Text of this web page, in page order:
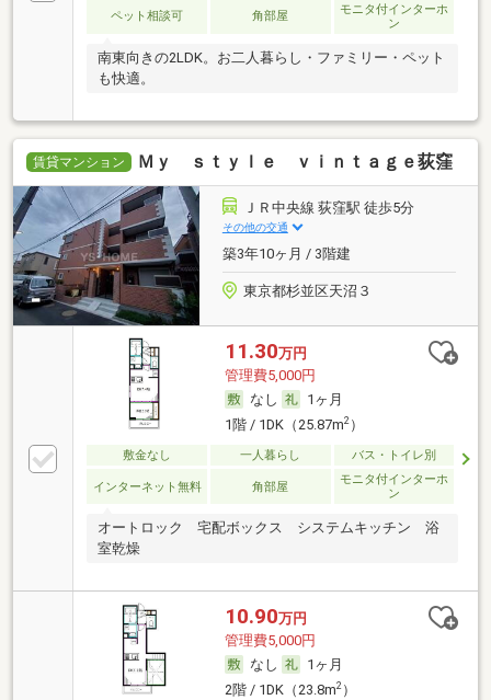
ペット相談可 角部屋
モニタ付インターホ
ン
南東向きの2LDK。お二人暮らし・ファミリー・ペット
も快適。
賃貸マンション Ｍｙ ｓｔｙｌｅ ｖｉｎｔａｇｅ荻窪
ＪＲ中央線 荻窪駅 徒歩5分
その他の交通
築3年10ヶ月 / 3階建
東京都杉並区天沼３
11.30万円
管理費5,000円
なし
1ヶ月
1階 / 1DK（25.87m2）
敷金なし 一人暮らし バス・トイレ別
インターネット無料 角部屋
モニタ付インターホ
ン
オートロック 宅配ボックス システムキッチン 浴
室乾燥
10.90万円
管理費5,000円
なし
1ヶ月
2階 / 1DK（23.8m2）